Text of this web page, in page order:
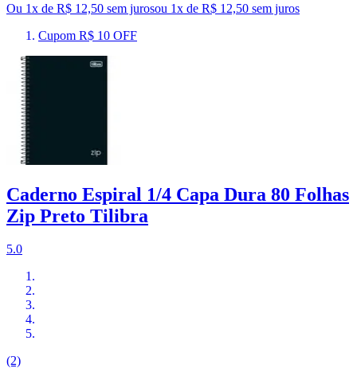
Ou 1x de R$ 12,50 sem jurosou 1x de R$ 12,50 sem juros
Cupom R$ 10 OFF
Caderno Espiral 1/4 Capa Dura 80 Folhas
Zip Preto Tilibra
5.0
(2)